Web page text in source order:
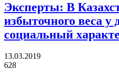
Эксперты: В
избыточного веса у
социальный
13.03.2019
628